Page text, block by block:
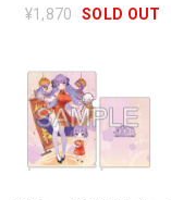
¥1,870
SOLD OUT